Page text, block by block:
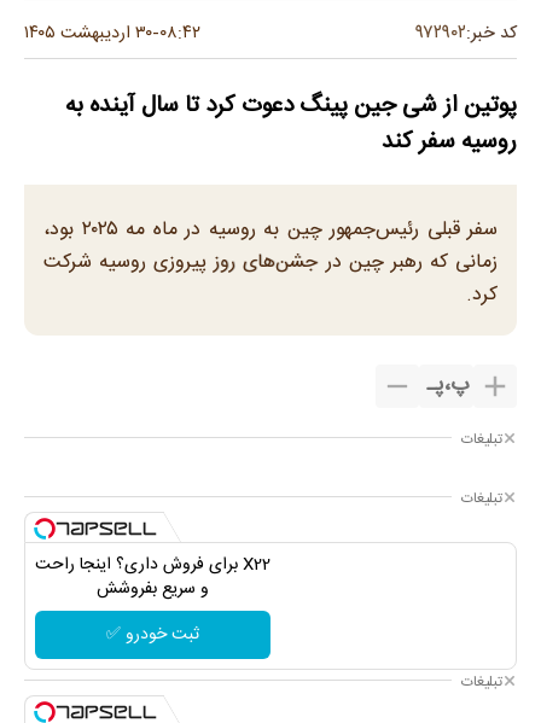
کد خبر:۹۷۲۹۰۲ ۰۸:۴۲-۳۰ اردیبهشت ۱۴۰۵
پوتین از شی جین پینگ دعوت کرد تا سال آینده به
روسیه سفر کند
سفر قبلی رئیس‌جمهور چین به روسیه در ماه مه ۲۰۲۵ بود،
زمانی که رهبر چین در جشن‌های روز پیروزی روسیه شرکت
کرد.
پ،پـ
تبلیغات
تبلیغات
X22 برای فروش داری؟ اینجا راحت
و سریع بفروشش
ثبت خودرو ✅
تبلیغات